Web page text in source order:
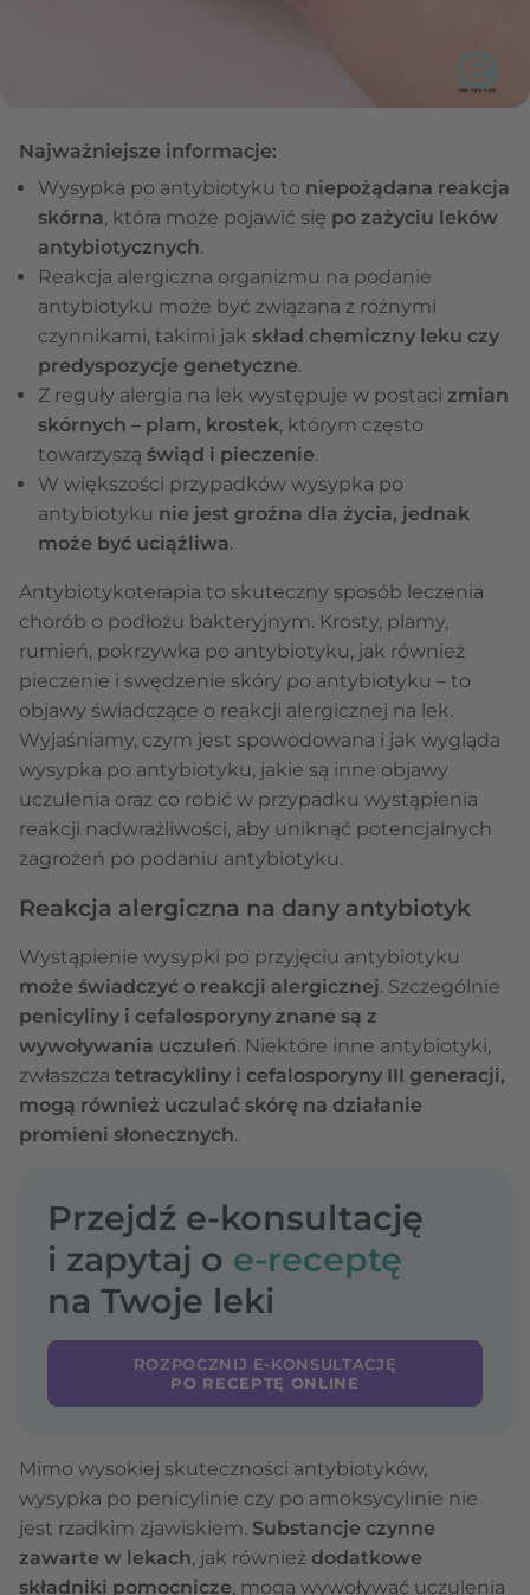
Najważniejsze informacje:
Wysypka po antybiotyku to niepożądana reakcja
skórna, która może pojawić się po zażyciu leków
antybiotycznych.
Reakcja alergiczna organizmu na podanie
antybiotyku może być związana z różnymi
czynnikami, takimi jak skład chemiczny leku czy
predyspozycje genetyczne.
Z reguły alergia na lek występuje w postaci zmian
skórnych – plam, krostek, którym często
towarzyszą świąd i pieczenie.
W większości przypadków wysypka po
antybiotyku nie jest groźna dla życia, jednak
może być uciążliwa.
Antybiotykoterapia to skuteczny sposób leczenia
chorób o podłożu bakteryjnym. Krosty, plamy,
rumień, pokrzywka po antybiotyku, jak również
pieczenie i swędzenie skóry po antybiotyku – to
objawy świadczące o reakcji alergicznej na lek.
Wyjaśniamy, czym jest spowodowana i jak wygląda
wysypka po antybiotyku, jakie są inne objawy
uczulenia oraz co robić w przypadku wystąpienia
reakcji nadwrażliwości, aby uniknąć potencjalnych
zagrożeń po podaniu antybiotyku.
Reakcja alergiczna na dany antybiotyk
Wystąpienie wysypki po przyjęciu antybiotyku
może świadczyć o reakcji alergicznej. Szczególnie
penicyliny i cefalosporyny znane są z
wywoływania uczuleń. Niektóre inne antybiotyki,
zwłaszcza tetracykliny i cefalosporyny III generacji,
mogą również uczulać skórę na działanie
promieni słonecznych.
Przejdź e-konsultację
i zapytaj o e-receptę
na Twoje leki
ROZPOCZNIJ E-KONSULTACJĘ
PO RECEPTĘ ONLINE
Mimo wysokiej skuteczności antybiotyków,
wysypka po penicylinie czy po amoksycylinie nie
jest rzadkim zjawiskiem. Substancje czynne
zawarte w lekach, jak również dodatkowe
składniki pomocnicze, mogą wywoływać uczulenia